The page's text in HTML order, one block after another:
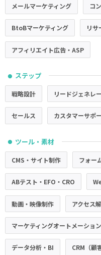
メールマーケティング コ
BtoBマーケティング リサ
アフィリエイト広告・ASP
● ステップ
戦略設計 リードジェネレ
セールス カスタマーサポ
● ツール・素材
CMS・サイト制作 フォー
ABテスト・EFO・CRO
動画・映像制作 アクセス
マーケティングオートメーション
データ分析・BI CRM（顧